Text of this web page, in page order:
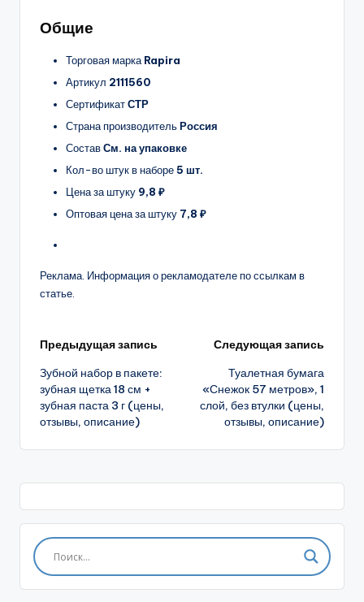
Общие
Торговая марка Rapira
Артикул 2111560
СертификатСТР
Страна производительРоссия
СоставСм. на упаковке
Кол-во штук в наборе5 шт.
Цена за штуку 9,8 ₽
Оптовая цена за штуку 7,8 ₽
Реклама. Информация о рекламодателе по ссылкам в
статье.
Навигация
записи
Предыдущая запись
Зубной набор в пакете:
зубная щетка 18 см +
зубная паста 3 г (цены,
отзывы, описание)
Следующая запись
Туалетная бумага
«Снежок 57 метров», 1
слой, без втулки (цены,
отзывы, описание)